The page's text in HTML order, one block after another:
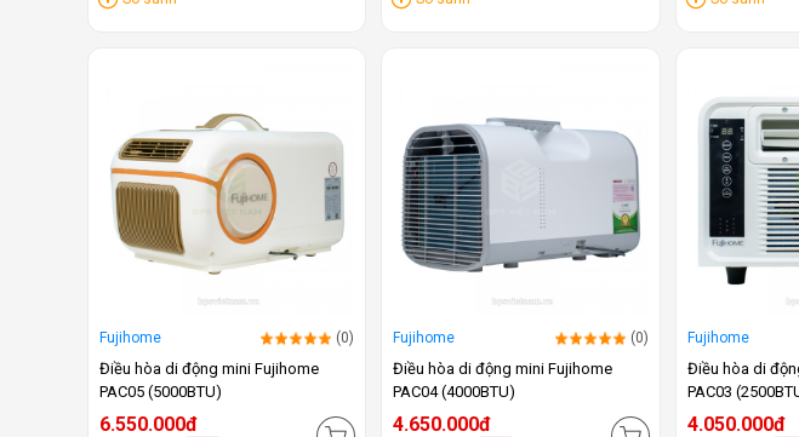
Fujihome (0)
Điều hòa di động mini Fujihome
PAC05 (5000BTU)
6.550.000đ
Fujihome (0)
Điều hòa di động mini Fujihome
PAC04 (4000BTU)
4.650.000đ
Fujihome
Điều hòa di
PAC03
4.050.000đ